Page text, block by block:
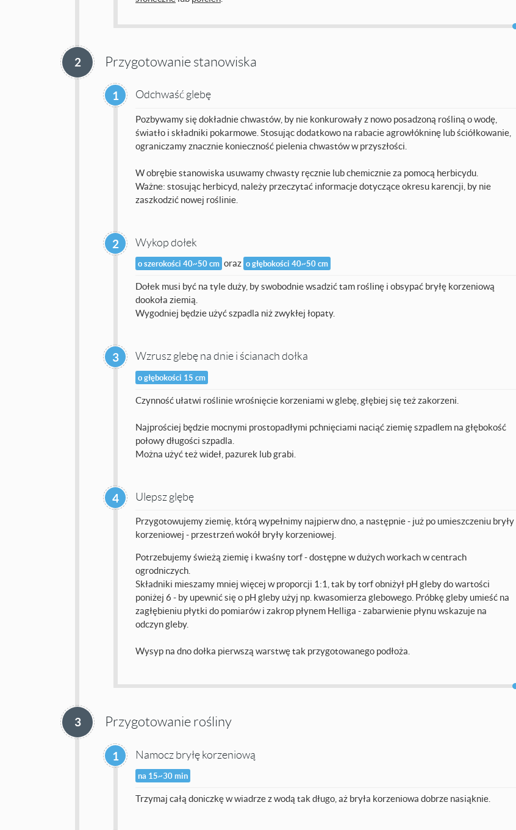
2 Przygotowanie stanowiska
1 Odchwaść glebę
Pozbywamy się dokładnie chwastów, by nie konkurowały z nowo posadzoną rośliną o wodę,
światło i składniki pokarmowe. Stosując dodatkowo na rabacie agrowłókninę lub ściółkowanie,
ograniczamy znacznie konieczność pielenia chwastów w przyszłości.
W obrębie stanowiska usuwamy chwasty ręcznie lub chemicznie za pomocą herbicydu.
Ważne: stosując herbicyd, należy przeczytać informacje dotyczące okresu karencji, by nie
zaszkodzić nowej roślinie.
2 Wykop dołek
o szerokości 40~50 cm oraz o głębokości 40~50 cm
Dołek musi być na tyle duży, by swobodnie wsadzić tam roślinę i obsypać bryłę korzeniową
dookoła ziemią.
Wygodniej będzie użyć szpadla niż zwykłej łopaty.
3 Wzrusz glebę na dnie i ścianach dołka
o głębokości 15 cm
Czynność ułatwi roślinie wrośnięcie korzeniami w glebę, głębiej się też zakorzeni.
Najprościej będzie mocnymi prostopadłymi pchnięciami naciąć ziemię szpadlem na głębokość
połowy długości szpadla.
Można użyć też wideł, pazurek lub grabi.
4 Ulepsz glębę
Przygotowujemy ziemię, którą wypełnimy najpierw dno, a następnie - już po umieszczeniu bryły
korzeniowej - przestrzeń wokół bryły korzeniowej.
Potrzebujemy świeżą ziemię i kwaśny torf - dostępne w dużych workach w centrach
ogrodniczych.
Składniki mieszamy mniej więcej w proporcji 1:1, tak by torf obniżył pH gleby do wartości
poniżej 6 - by upewnić się o pH gleby użyj np. kwasomierza glebowego. Próbkę gleby umieść na
zagłębieniu płytki do pomiarów i zakrop płynem Helliga - zabarwienie płynu wskazuje na
odczyn gleby.
Wysyp na dno dołka pierwszą warstwę tak przygotowanego podłoża.
3 Przygotowanie rośliny
1 Namocz bryłę korzeniową
na 15~30 min
Trzymaj całą doniczkę w wiadrze z wodą tak długo, aż bryła korzeniowa dobrze nasiąknie.